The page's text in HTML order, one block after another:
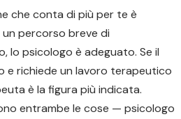
che conta di più per te è
percorso breve di
lo psicologo è adeguato. Se il
e richiede un lavoro terapeutico
è la figura più indicata.
entrambe le cose — psicologo